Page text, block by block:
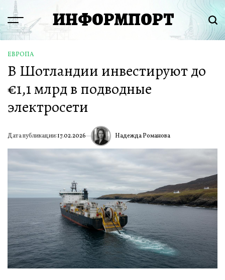
Перейти
содержимому
Menu ИНФОРМПОРТ
ОПУБЛИКОВАНО
В
ЕВРОПА
В Шотландии инвестируют до
€1,1 млрд в подводные
электросети
Дата публикации:17.02.2026 ИА Надежда Романова